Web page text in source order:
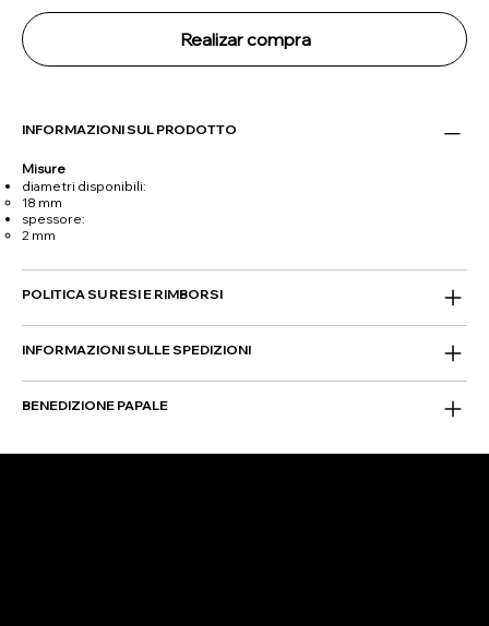
Realizar compra
INFORMAZIONI SUL PRODOTTO
Misure
diametri disponibili:
18 mm
spessore:
2 mm
POLITICA SU RESI E RIMBORSI
INFORMAZIONI SULLE SPEDIZIONI
BENEDIZIONE PAPALE